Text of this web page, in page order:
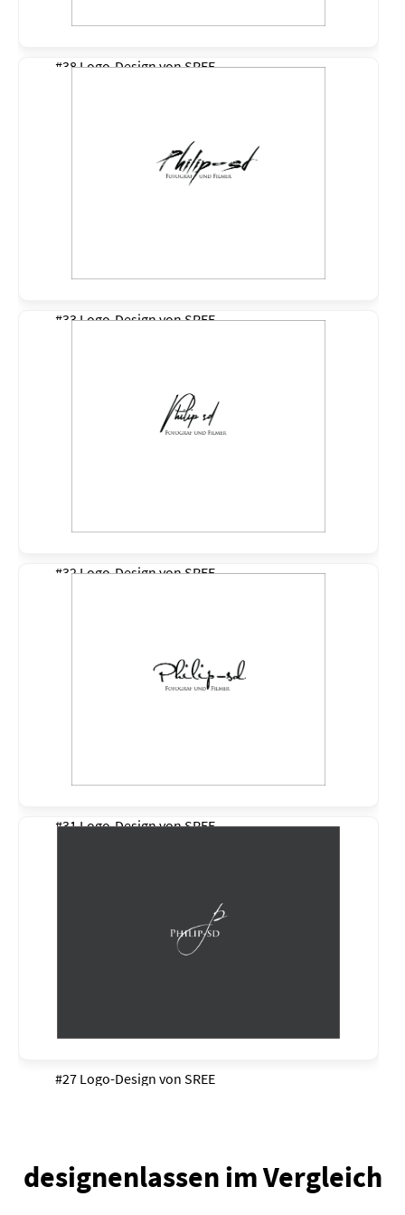
#38 Logo-Design vonSREE
#33 Logo-Design vonSREE
#32 Logo-Design vonSREE
#31 Logo-Design vonSREE
#27 Logo-Design von SREE
designenlassen im Vergleich